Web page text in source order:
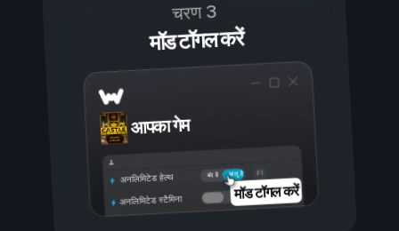
चरण 3
मॉड टॉगल करें
आपका गेम
चालू है
बंद है
अनलिमिटेड हेल्थ
अनलिमिटेड स्टैमिना मॉड टॉगल करें